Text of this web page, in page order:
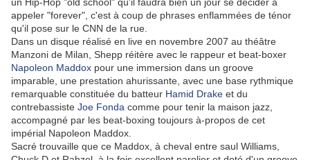
appeler "forever", c'est à coup de phrases enflammées de ténor
qu'il pose sur le CNN de la rue.
Dans un disque réalisé en live en novembre 2007 au théâtre
Manzoni de Milan, Shepp réitère avec le rappeur et beat-boxer
Napoleon Maddox pour une immersion dans un groove
imparable, une prestation ahurissante, avec une base rythmique
remarquable constituée du batteur Hamid Drake et du
contrebassiste Joe Fonda comme pour tenir la maison jazz,
accompagné par les beat-boxing toujours à-propos de cet
impérial Napoleon Maddox.
Sacré trouvaille que ce Maddox, à cheval entre saul Williams,